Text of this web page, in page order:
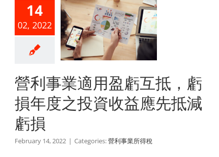
14
02, 2022
虧互
虧損年
資收
損
事業所得稅
營利事業適用盈虧互抵，虧
損年度之投資收益應先抵減
虧損
February 14, 2022 | Categories:營利事業所得稅